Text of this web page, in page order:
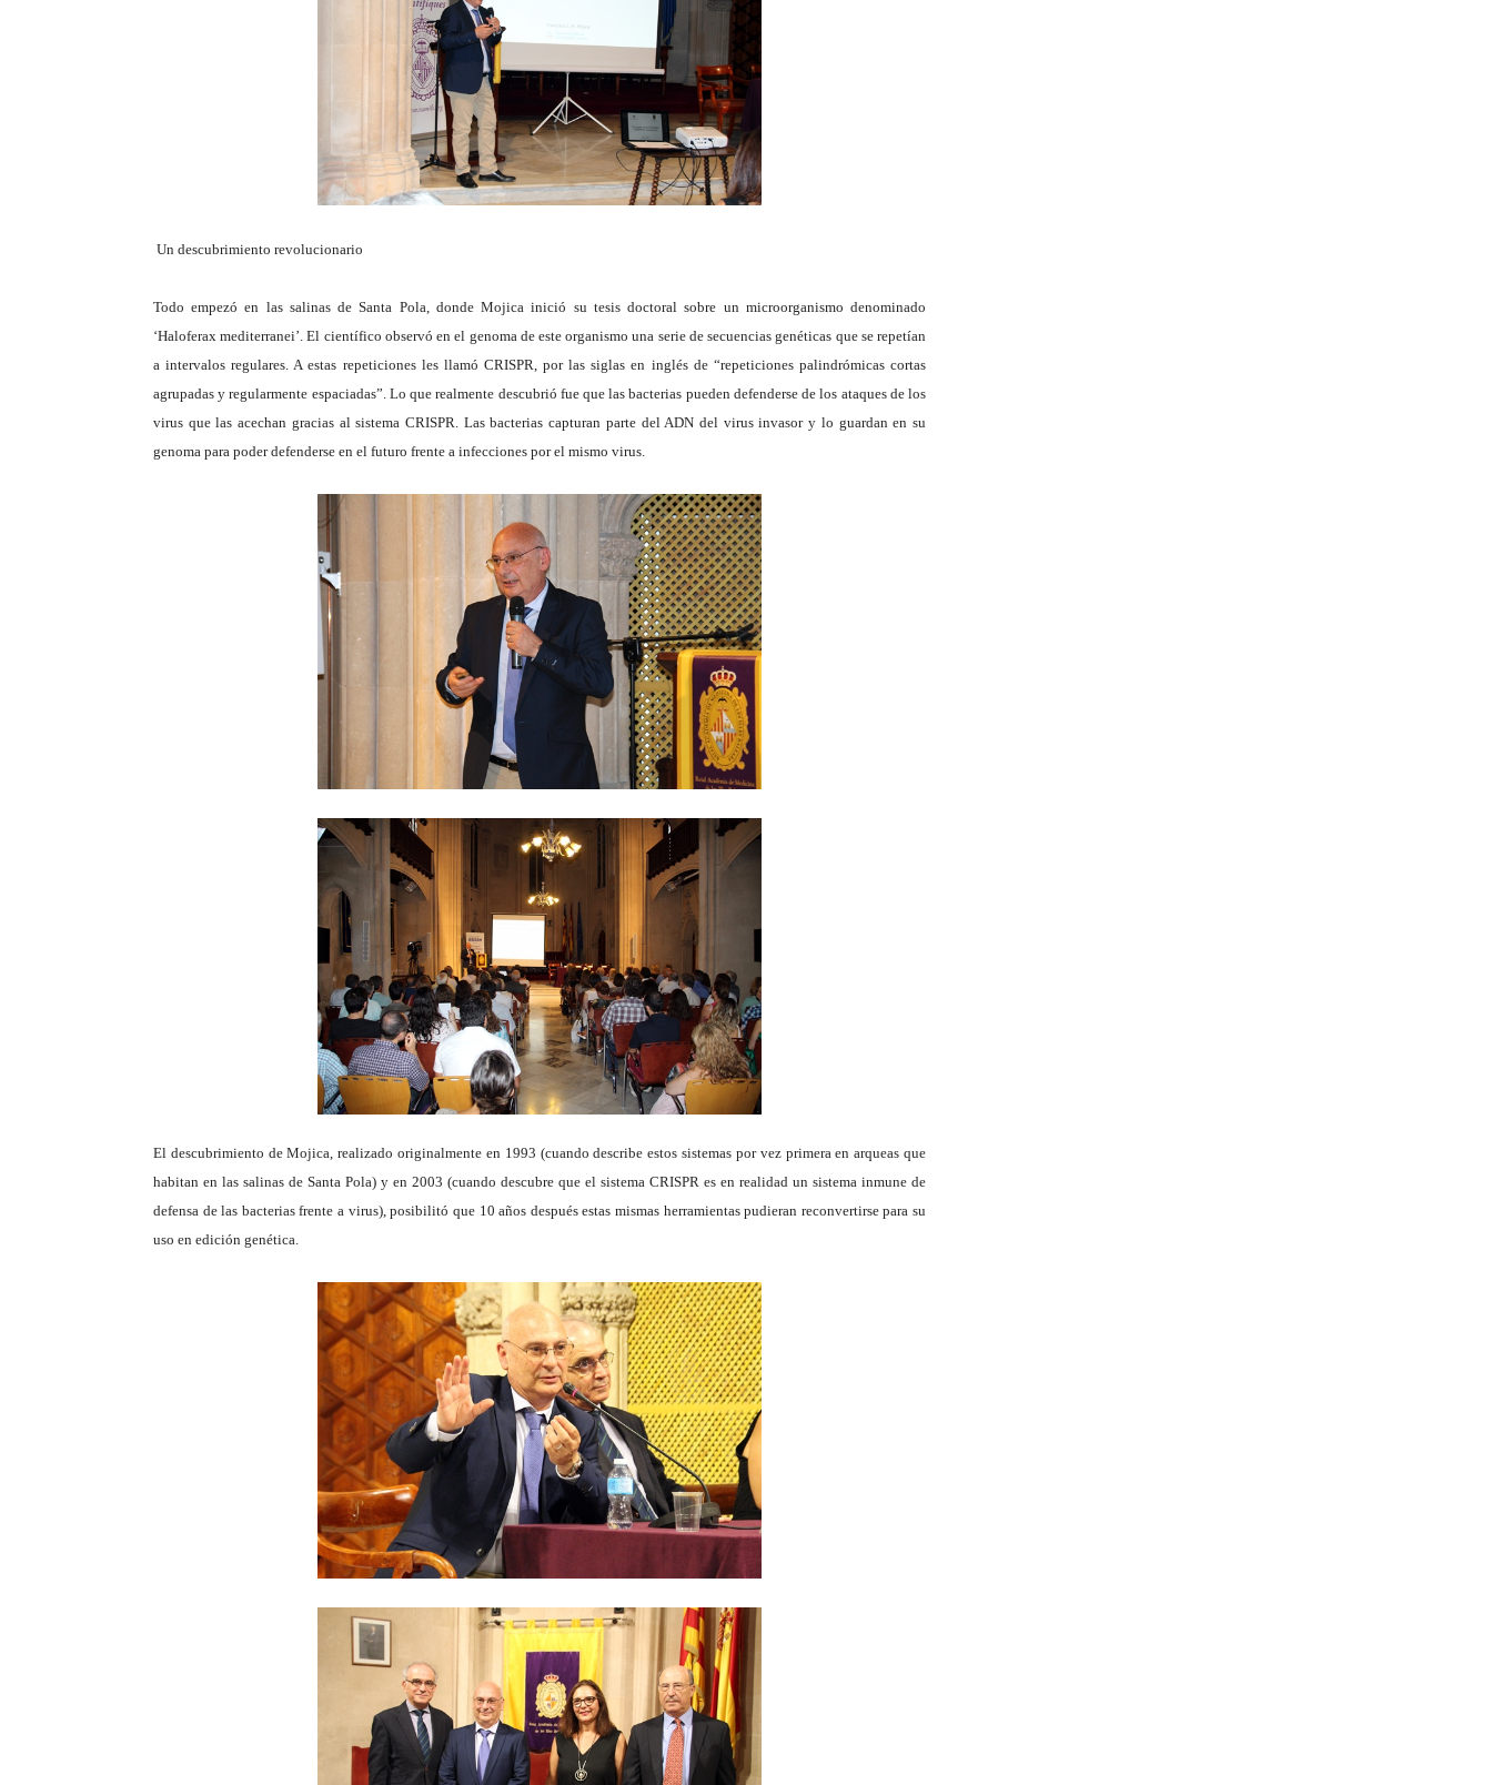
Un descubrimiento revolucionario
Todo empezó en las salinas de Santa Pola, donde Mojica inició su tesis doctoral sobre un microorganismo denominado
‘Haloferax mediterranei’. El científico observó en el genoma de este organismo una serie de secuencias genéticas que se repetían
a intervalos regulares. A estas repeticiones les llamó CRISPR, por las siglas en inglés de “repeticiones palindrómicas cortas
agrupadas y regularmente espaciadas”. Lo que realmente descubrió fue que las bacterias pueden defenderse de los ataques de los
virus que las acechan gracias al sistema CRISPR. Las bacterias capturan parte del ADN del virus invasor y lo guardan en su
genoma para poder defenderse en el futuro frente a infecciones por el mismo virus.
El descubrimiento de Mojica, realizado originalmente en 1993 (cuando describe estos sistemas por vez primera en arqueas que
habitan en las salinas de Santa Pola) y en 2003 (cuando descubre que el sistema CRISPR es en realidad un sistema inmune de
defensa de las bacterias frente a virus), posibilitó que 10 años después estas mismas herramientas pudieran reconvertirse para su
uso en edición genética.